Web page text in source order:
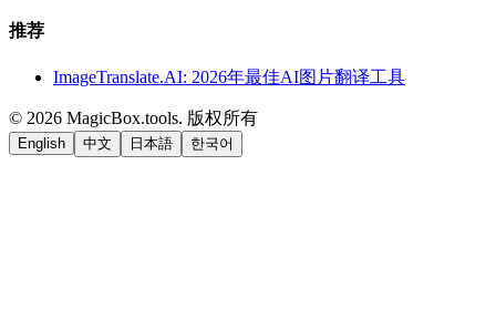
推荐
ImageTranslate.AI: 2026年最佳AI图片翻译工具
© 2026 MagicBox.tools. 版权所有
English 中文 日本語 한국어